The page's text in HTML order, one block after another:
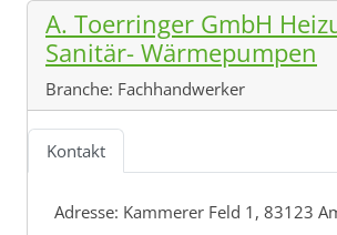
A. Toerringer GmbH
Sanitär- Wärmepumpen
Branche: Fachhandwerker
Kontakt
Adresse: Kammerer Feld 1, 83123